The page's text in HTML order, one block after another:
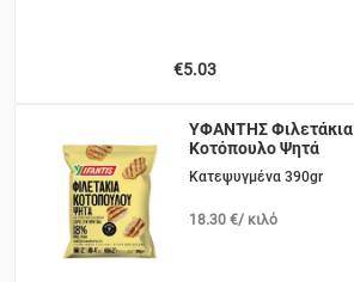
€5.03
ΥΦΑΝΤΗΣ Φιλετάκια
Κοτόπουλο Ψητά
Κατεψυγμένα 390gr
18.30 €/ κιλό